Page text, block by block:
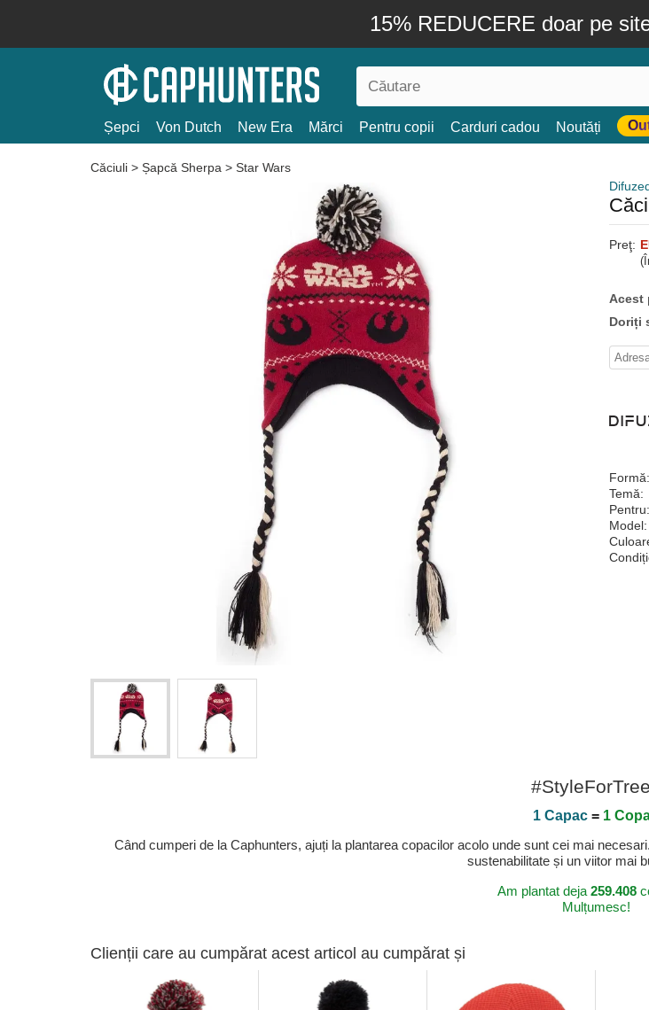
15% REDUCERE doar pe
Șepci Von Dutch New Era Mărci Pentru copii Carduri cadou Noutăți
Căciuli > Șapcă Sherpa > Star Wars
Preţ:
Acest
Doriți
Formă:
Temă:
Pentru:
Model:
1 Capac = 1
Când cumperi de la Caphunters, ajuți la plantarea copacilor acolo unde sunt cei mai
sustenabilitate și un viitor mai
Am plantat deja 259.408
Mulțumesc!
Clienții care au cumpărat acest articol au cumpărat și